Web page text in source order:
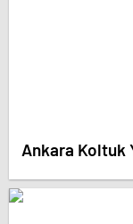
Ankara Koltuk